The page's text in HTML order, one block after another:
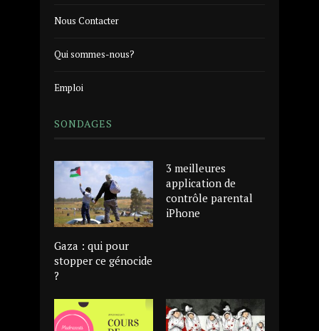
Nous Contacter
Qui sommes-nous?
Emploi
SONDAGES
Gaza : qui pour
stopper ce génocide
?
3 meilleures
application de
contrôle parental
iPhone